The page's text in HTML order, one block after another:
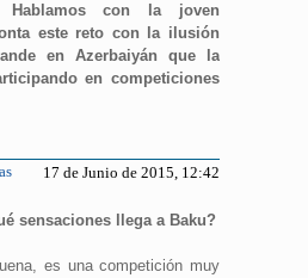
Hablamos con la joven
este reto con la ilusión
en Azerbaiyán que la
en competiciones
17 de Junio de 2015, 12:42
sensaciones llega a Baku?
es una competición muy